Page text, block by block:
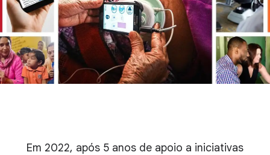
Em 2022, após 5 anos de apoio a iniciativas